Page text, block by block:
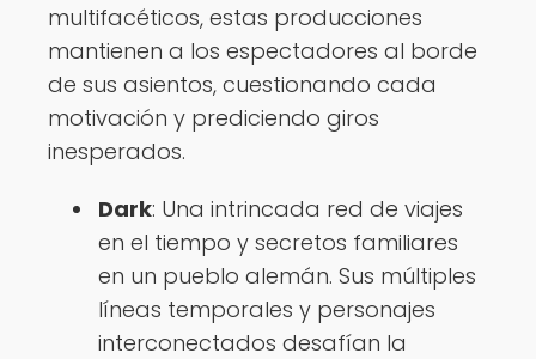
multifacéticos, estas producciones
mantienen a los espectadores al borde
de sus asientos, cuestionando cada
motivación y prediciendo giros
inesperados.
Dark: Una intrincada red de viajes
en el tiempo y secretos familiares
en un pueblo alemán. Sus múltiples
líneas temporales y personajes
interconectados desafían la